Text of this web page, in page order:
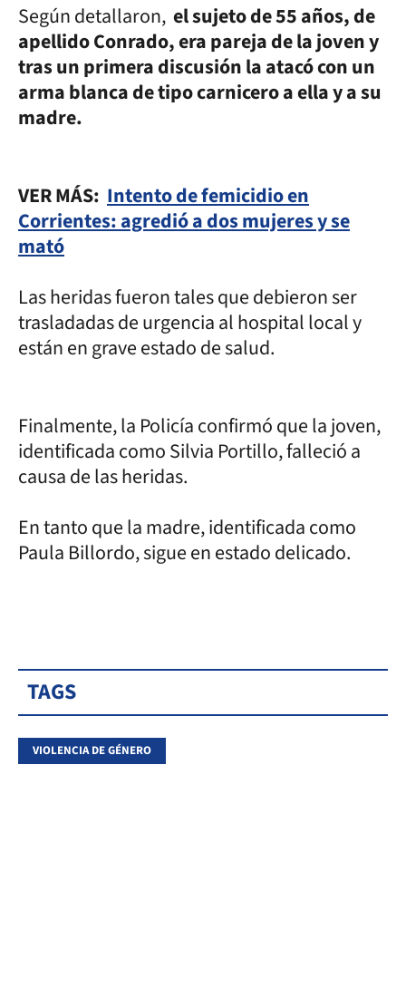
Según detallaron, el sujeto de 55 años, de
apellido Conrado, era pareja de la joven y
tras un primera discusión la atacó con un
arma blanca de tipo carnicero a ella y a su
madre.
VER MÁS: Intento de femicidio en
Corrientes: agredió a dos mujeres y se
mató
Las heridas fueron tales que debieron ser
trasladadas de urgencia al hospital local y
están en grave estado de salud.
Finalmente, la Policía confirmó que la joven,
identificada como Silvia Portillo, falleció a
causa de las heridas.
En tanto que la madre, identificada como
Paula Billordo, sigue en estado delicado.
TAGS
VIOLENCIA DE GÉNERO